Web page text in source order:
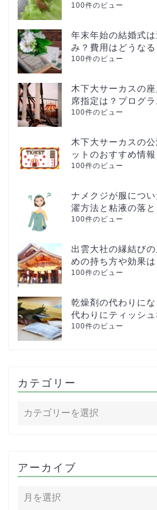
100件のビュー
年末年始の結婚式
み？費用はどうなる
100件のビュー
木下大サーカスの
席指定は？プログラ
100件のビュー
木下大サーカスの
ットのおすすめ情
100件のビュー
ナメクジが服につ
濯方法と粘液の落と
100件のビュー
出雲大社の縁結び
めの持ち方や効果は
100件のビュー
乾燥剤の代わりに
代わりにティッシ
100件のビュー
カテゴリー
アーカイブ